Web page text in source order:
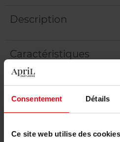
Consentement Détails
Ce site web utilise des
Description
Caractéristiques
Avis client Politique